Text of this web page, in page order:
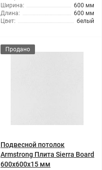
Ширина:
600 мм
Длина:
600 мм
Цвет:
белый
Продано
Подвесной потолок
Armstrong Плита Sierra Board
600x600x15 мм